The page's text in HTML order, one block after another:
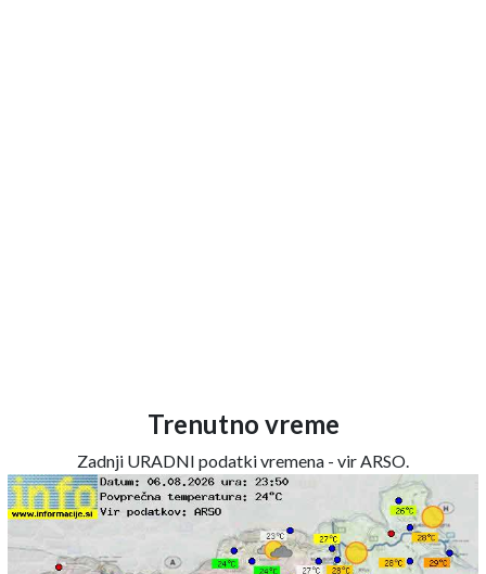
Trenutno vreme
Zadnji URADNI podatki vremena - vir ARSO.